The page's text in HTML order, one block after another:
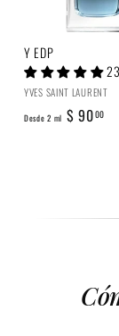
.
0
Y EDP
YVES SAINT LAURENT
Desde 2 ml $ 9000D
2
$